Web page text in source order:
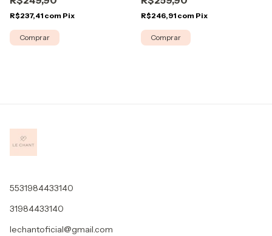
R$237,41 com Pix
Comprar
R$246,91 com Pix
Comprar
5531984433140
31984433140
lechantoficial@gmail.com